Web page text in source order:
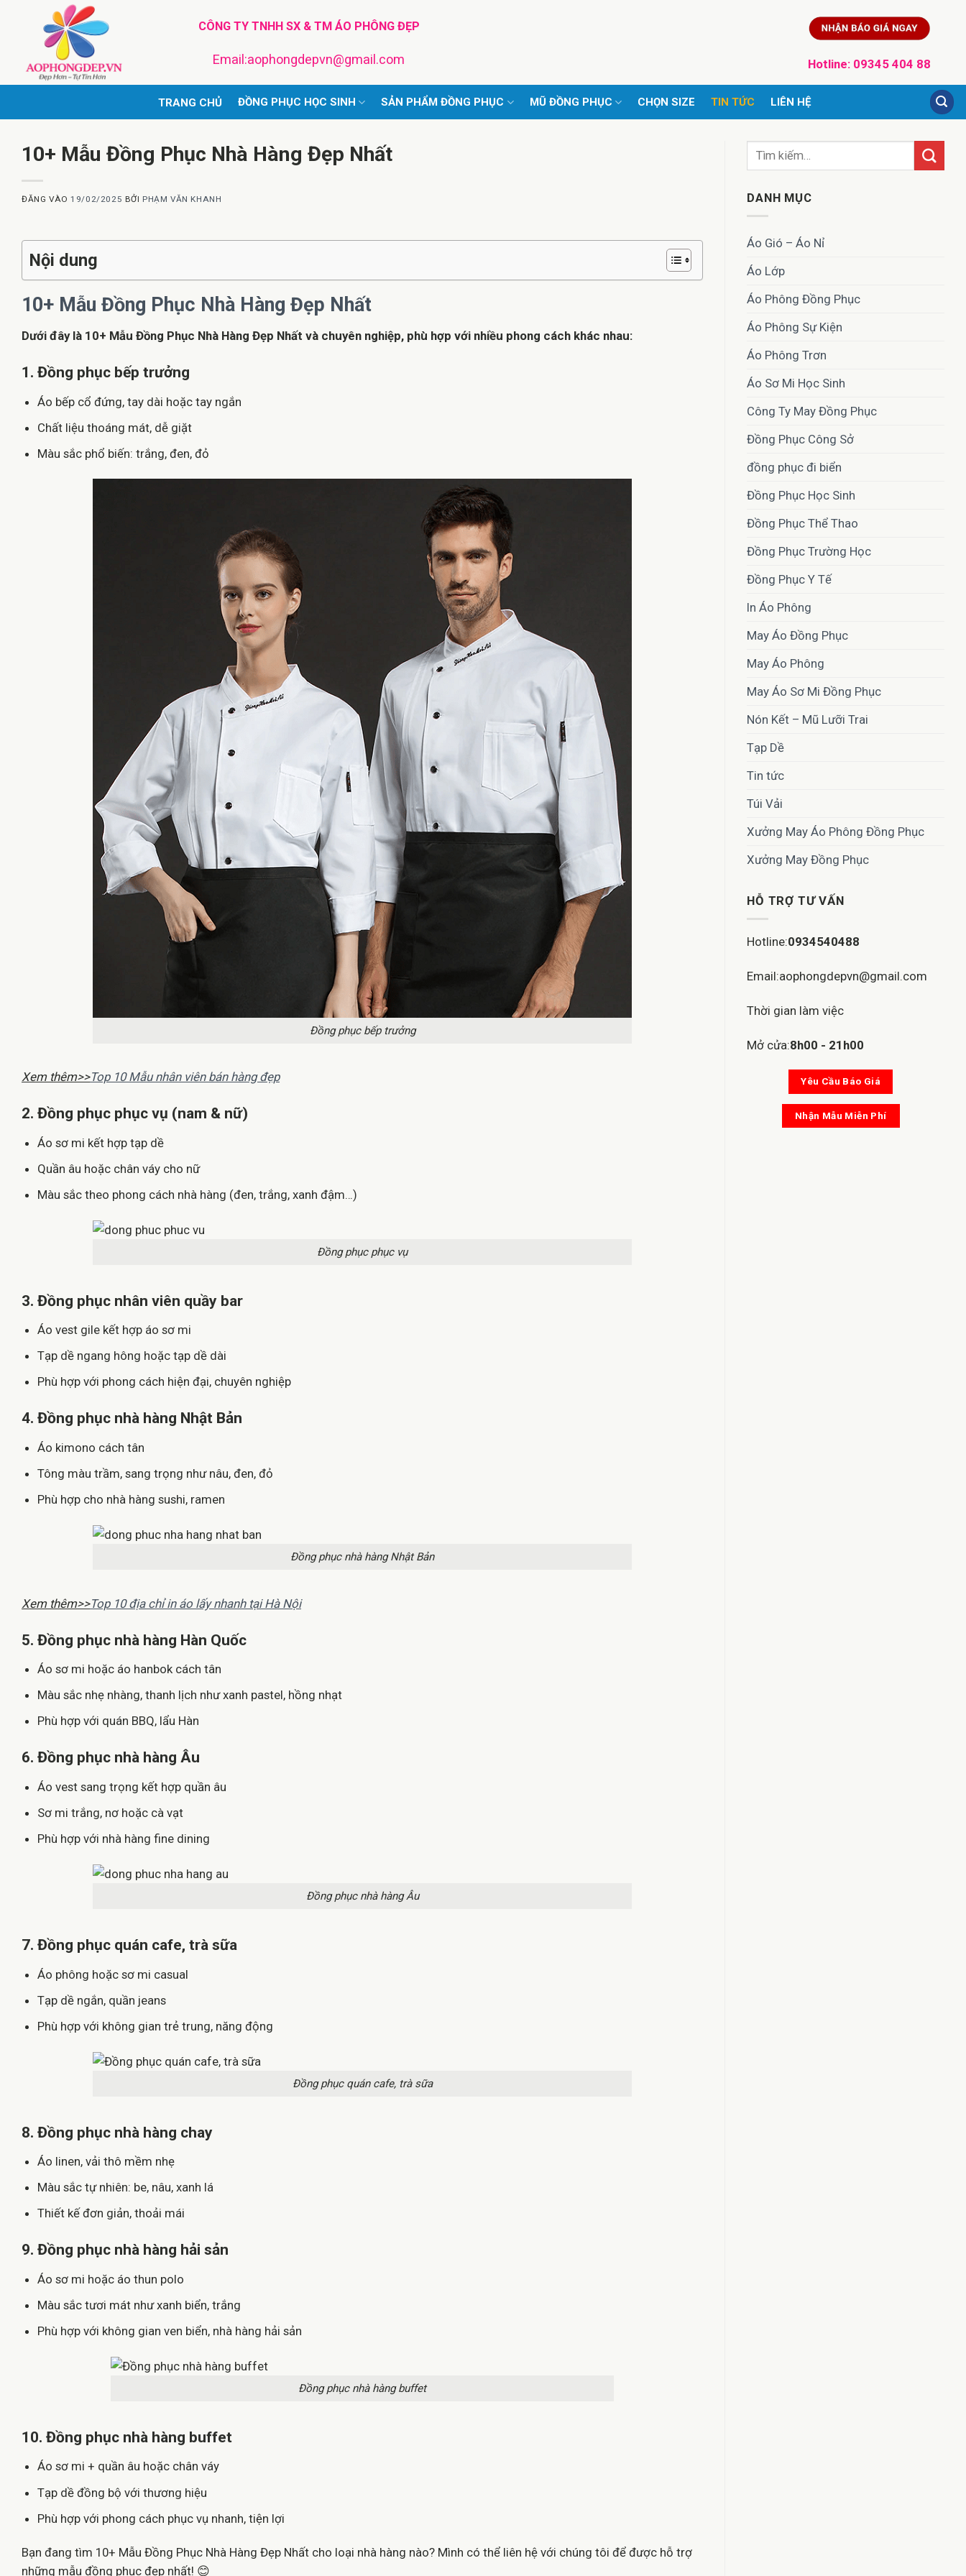
CÔNG TY TNHH SX & TM ÁO PHÔNG ĐẸP
Email:aophongdepvn@gmail.com Hotline: 09345 404 88
TRANG CHỦ ĐỒNG PHỤC HỌC SINH SẢN PHẨM ĐỒNG PHỤC MŨ ĐỒNG PHỤC CHỌN SIZE TIN TỨC LIÊN HỆ
10+ Mẫu Đồng Phục Nhà Hàng Đẹp Nhất
ĐĂNG VÀO19/02/2025 BỞI PHẠM VĂN KHANH
Nội dung
10+ Mẫu Đồng Phục Nhà Hàng Đẹp Nhất
Dưới đây là 10+ Mẫu Đồng Phục Nhà Hàng Đẹp Nhất và chuyên nghiệp, phù hợp với nhiều phong cách khác nhau:
1. Đồng phục bếp trưởng
Áo bếp cổ đứng, tay dài hoặc tay ngắn
Chất liệu thoáng mát, dễ giặt
Màu sắc phổ biến: trắng, đen, đỏ
Đồng phục bếp trưởng
Xem thêm>>Top 10 Mẫu nhân viên bán hàng đẹp
2. Đồng phục phục vụ (nam & nữ)
Áo sơ mi kết hợp tạp dề
Quần âu hoặc chân váy cho nữ
Màu sắc theo phong cách nhà hàng (đen, trắng, xanh đậm…)
Đồng phục phục vụ
3. Đồng phục nhân viên quầy bar
Áo vest gile kết hợp áo sơ mi
Tạp dề ngang hông hoặc tạp dề dài
Phù hợp với phong cách hiện đại, chuyên nghiệp
4. Đồng phục nhà hàng Nhật Bản
Áo kimono cách tân
Tông màu trầm, sang trọng như nâu, đen, đỏ
Phù hợp cho nhà hàng sushi, ramen
Đồng phục nhà hàng Nhật Bản
Xem thêm>>Top 10 địa chỉ in áo lấy nhanh tại Hà Nội
5. Đồng phục nhà hàng Hàn Quốc
Áo sơ mi hoặc áo hanbok cách tân
Màu sắc nhẹ nhàng, thanh lịch như xanh pastel, hồng nhạt
Phù hợp với quán BBQ, lẩu Hàn
6. Đồng phục nhà hàng Âu
Áo vest sang trọng kết hợp quần âu
Sơ mi trắng, nơ hoặc cà vạt
Phù hợp với nhà hàng fine dining
Đồng phục nhà hàng Âu
7. Đồng phục quán cafe, trà sữa
Áo phông hoặc sơ mi casual
Tạp dề ngắn, quần jeans
Phù hợp với không gian trẻ trung, năng động
Đồng phục quán cafe, trà sữa
8. Đồng phục nhà hàng chay
Áo linen, vải thô mềm nhẹ
Màu sắc tự nhiên: be, nâu, xanh lá
Thiết kế đơn giản, thoải mái
9. Đồng phục nhà hàng hải sản
Áo sơ mi hoặc áo thun polo
Màu sắc tươi mát như xanh biển, trắng
Phù hợp với không gian ven biển, nhà hàng hải sản
Đồng phục nhà hàng buffet
10. Đồng phục nhà hàng buffet
Áo sơ mi + quần âu hoặc chân váy
Tạp dề đồng bộ với thương hiệu
Phù hợp với phong cách phục vụ nhanh, tiện lợi
Bạn đang tìm 10+ Mẫu Đồng Phục Nhà Hàng Đẹp Nhất cho loại nhà hàng nào? Mình có thể liên hệ với chúng tôi để được hỗ trợ
những mẫu đồng phục đẹp nhất! 😊
DANH MỤC
Áo Gió – Áo Nỉ
Áo Lớp
Áo Phông Đồng Phục
Áo Phông Sự Kiện
Áo Phông Trơn
Áo Sơ Mi Học Sinh
Công Ty May Đồng Phục
Đồng Phục Công Sở
đồng phục đi biển
Đồng Phục Học Sinh
Đồng Phục Thể Thao
Đồng Phục Trường Học
Đồng Phục Y Tế
In Áo Phông
May Áo Đồng Phục
May Áo Phông
May Áo Sơ Mi Đồng Phục
Nón Kết – Mũ Lưỡi Trai
Tạp Dề
Tin tức
Túi Vải
Xưởng May Áo Phông Đồng Phục
Xưởng May Đồng Phục
HỖ TRỢ TƯ VẤN
Hotline:0934540488
Email:aophongdepvn@gmail.com
Thời gian làm việc
Mở cửa:8h00 - 21h00
Yêu Cầu Báo Giá
Nhận Mẫu Miễn Phí